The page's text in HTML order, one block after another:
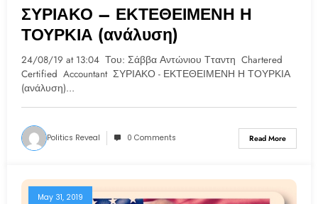
ΣΥΡΙΑΚΟ – ΕΚΤΕΘΕΙΜΕΝΗ Η
ΤΟΥΡΚΙΑ (ανάλυση)
24/08/19 at 13:04 Του: Σάββα Αντώνιου Τταντη Chartered
Certified Accountant ΣΥΡΙΑΚΟ - ΕΚΤΕΘΕΙΜΕΝΗ Η ΤΟΥΡΚΙΑ
(ανάλυση)…
Politics Reveal 0 Comments Read More
May 31, 2019